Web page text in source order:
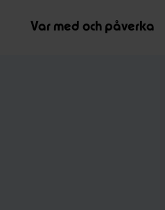
Var med och påverka